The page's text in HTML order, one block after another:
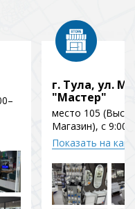
г. Тула, ул.
"Мастер"
место 105
Магазин), с 9:00
Показать на